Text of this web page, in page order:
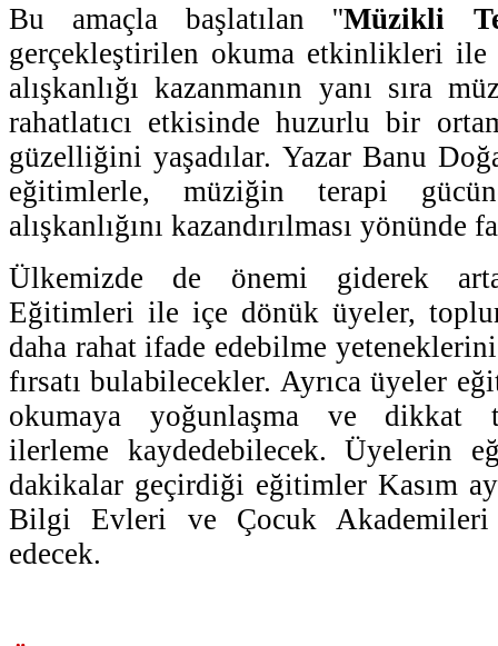
Bu amaçla başlatılan ''Müzikli
gerçekleştirilen okuma etkinlikleri
alışkanlığı kazanmanın yanı sıra
rahatlatıcı etkisinde huzurlu bir
güzelliğini yaşadılar. Yazar Banu
eğitimlerle, müziğin terapi
alışkanlığını kazandırılması yönünde
Ülkemizde de önemi giderek
Eğitimleri ile içe dönük üyeler,
daha rahat ifade edebilme
fırsatı bulabilecekler. Ayrıca üyeler
okumaya yoğunlaşma ve dikkat
ilerleme kaydedebilecek. Üyelerin
dakikalar geçirdiği eğitimler Kasım
Bilgi Evleri ve Çocuk Akademileri
edecek.